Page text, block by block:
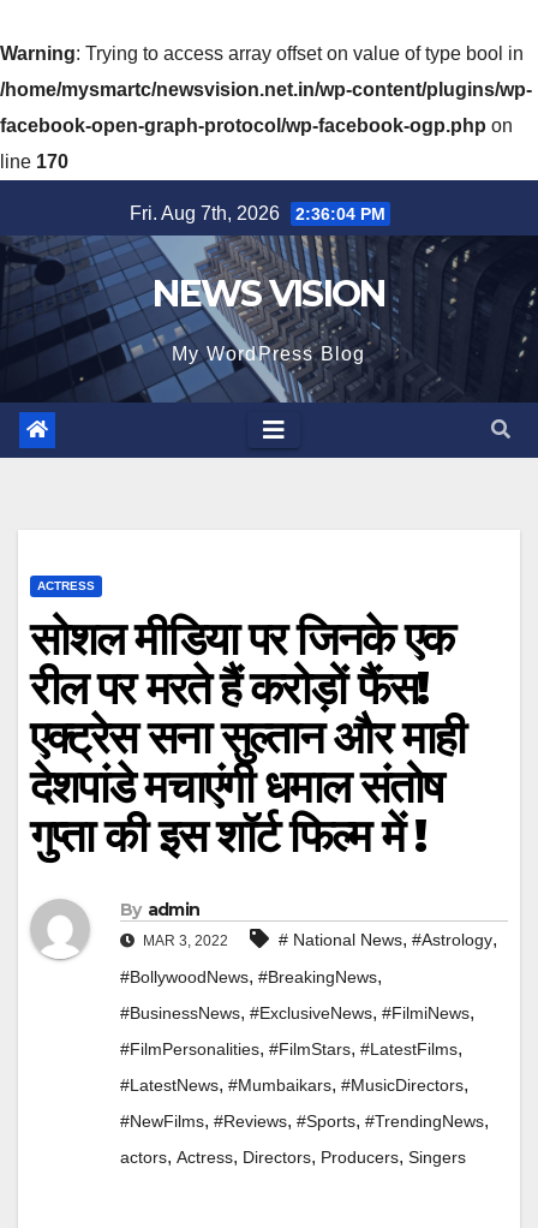
Warning: Trying to access array offset on value of type bool in
/home/mysmartc/newsvision.net.in/wp-content/plugins/wp-
facebook-open-graph-protocol/wp-facebook-ogp.php on
line 170
to
content
Fri. Aug 7th, 2026 2:36:06 PM
NEWS VISION
My WordPress Blog
ACTRESS
सोशल मीडिया पर जिनके एक
रील पर मरते हैं करोड़ों फैंस!
एक्ट्रेस सना सुल्तान और माही
देशपांडे मचाएंगी धमाल संतोष
गुप्ता की इस शॉर्ट फिल्म में !
By admin
MAR 3, 2022 # National News, #Astrology,
#BollywoodNews, #BreakingNews,
#BusinessNews, #ExclusiveNews, #FilmiNews,
#FilmPersonalities, #FilmStars, #LatestFilms,
#LatestNews, #Mumbaikars, #MusicDirectors,
#NewFilms, #Reviews, #Sports, #TrendingNews,
actors, Actress, Directors, Producers, Singers